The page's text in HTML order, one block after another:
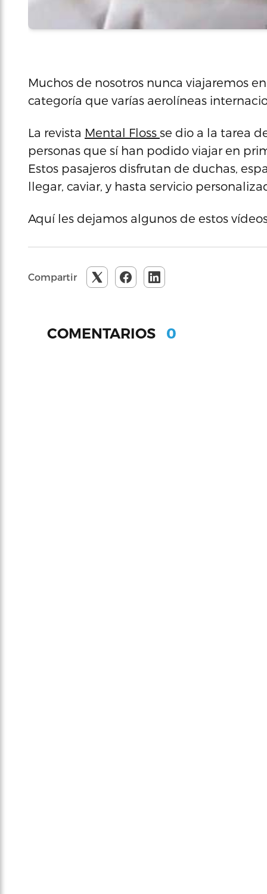
Muchos de nosotros nunca viajaremos
categoría que varías aerolíneas
La revista Mental Floss se dio a la tarea
personas que sí han podido viajar en
Estos pasajeros disfrutan de duchas,
llegar, caviar, y hasta servicio
Aquí les dejamos algunos de estos
Compartir
COMENTARIOS 0